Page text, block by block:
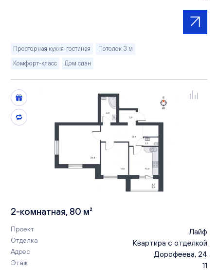
Просторная кухня-гостиная
Потолок 3 м
Комфорт-класс
Дом сдан
2-комнатная, 80 м²
Проект Лайф
Отделка Квартира с отделкой
Адрес Дорофеева, 24
Этаж 11